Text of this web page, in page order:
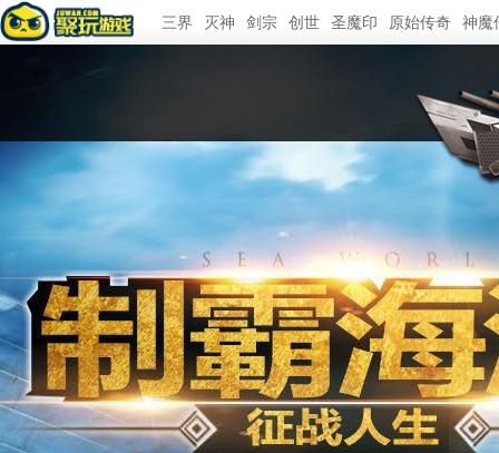
三界 灭神 剑宗 创世 圣魔印 原始传奇 神魔